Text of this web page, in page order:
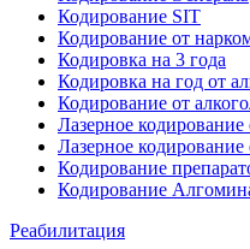
Кодирование SIT
Кодирование от
Кодировка на 3 года
Кодировка на год от
Кодирование от
Лазерное кодирование
Лазерное кодирование
Кодирование
Кодирование
Реабилитация